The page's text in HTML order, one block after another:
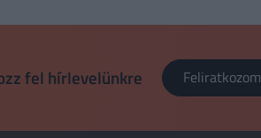
fel hírlevelünkre Feliratkozom